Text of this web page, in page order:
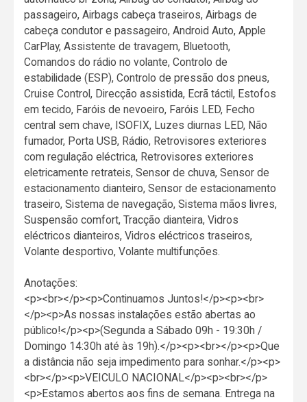
passageiro, Airbags cabeça traseiros, Airbags de
cabeça condutor e passageiro, Android Auto, Apple
CarPlay, Assistente de travagem, Bluetooth,
Comandos do rádio no volante, Controlo de
estabilidade (ESP), Controlo de pressão dos pneus,
Cruise Control, Direcção assistida, Ecrã táctil, Estofos
em tecido, Faróis de nevoeiro, Faróis LED, Fecho
central sem chave, ISOFIX, Luzes diurnas LED, Não
fumador, Porta USB, Rádio, Retrovisores exteriores
com regulação eléctrica, Retrovisores exteriores
eletricamente retrateis, Sensor de chuva, Sensor de
estacionamento dianteiro, Sensor de estacionamento
traseiro, Sistema de navegação, Sistema mãos livres,
Suspensão comfort, Tracção dianteira, Vidros
eléctricos dianteiros, Vidros eléctricos traseiros,
Volante desportivo, Volante multifunções.
Anotações:
<p><br></p><p>Continuamos Juntos!</p><p><br>
</p><p>As nossas instalações estão abertas ao
público!</p><p>(Segunda a Sábado 09h - 19:30h /
Domingo 14:30h até às 19h).</p><p><br></p><p>Que
a distância não seja impedimento para sonhar.</p><p>
<br></p><p>VEICULO NACIONAL</p><p><br></p>
<p>Estamos abertos aos fins de semana. Entrega na